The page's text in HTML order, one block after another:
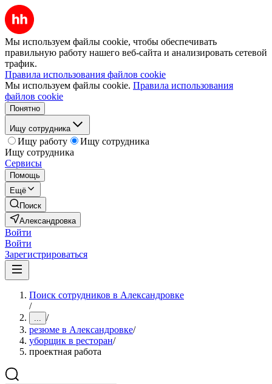
Мы используем файлы cookie, чтобы обеспечивать
правильную работу нашего веб-сайта и анализировать сетевой
трафик.
Правила использования файлов cookie
Мы используем файлы cookie. Правила использования
файлов cookie
Понятно
Ищу сотрудника
Ищу работу
Ищу сотрудника
Ищу сотрудника
Сервисы
Помощь
Ещё
Поиск
Александровка
Войти
Войти
Зарегистрироваться
Поиск сотрудников в Александровке
/
... /
резюме в Александровке/
уборщик в ресторан/
проектная работа